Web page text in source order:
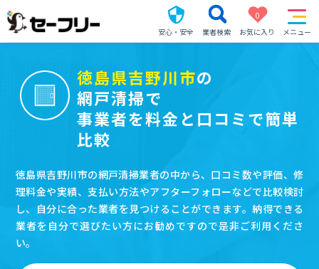
安心・安全 業者検索
0
お気に入り
メニュー
徳島県吉野川市の
網戸清掃で
事業者を料金と口コミで簡単
比較
徳島県吉野川市の網戸清掃業者の中から、口コミ数や評価、修
理料金や実績、支払い方法やアフターフォローなどで比較検討
し、自分に合った業者を見つけることができます。納得できる
業者を自分で選びたい方にお勧めですので是非ご利用くださ
い。